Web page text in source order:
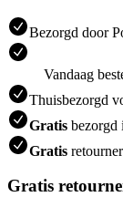
Bezorgd door
Vandaag
Thuisbezorgd
Gratis bezorgd
Gratis
Gratis